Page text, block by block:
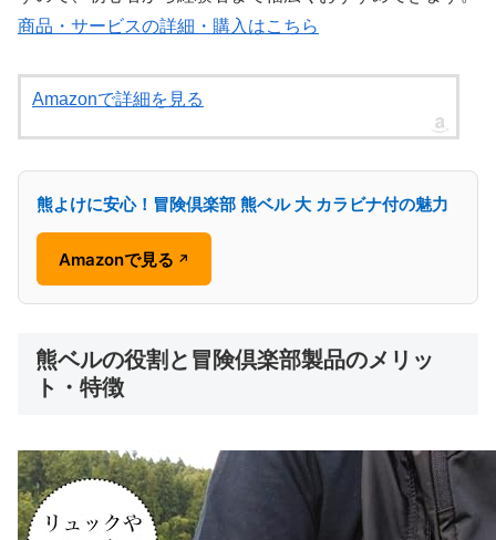
商品・サービスの詳細・購入はこちら
Amazonで詳細を見る
熊よけに安心！冒険倶楽部 熊ベル 大 カラビナ付の魅力
Amazonで見る ↗
熊ベルの役割と冒険倶楽部製品のメリッ
ト・特徴